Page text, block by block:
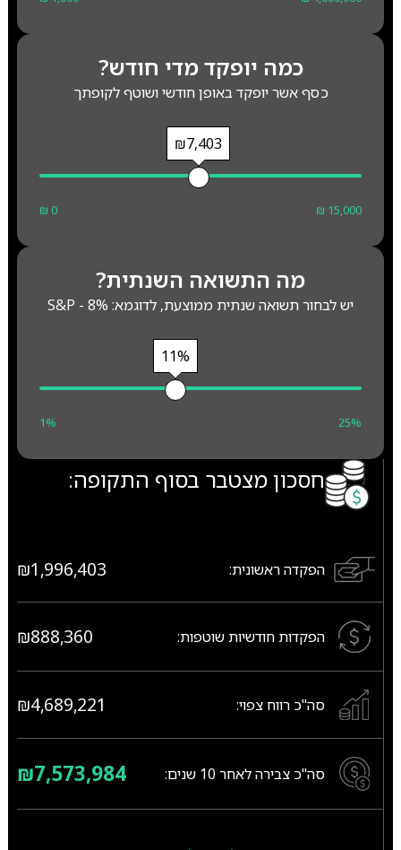
כמה יופקד מדי חודש?
כסף אשר יופקד באופן חודשי ושוטף לקופתך
₪7,403
₪ 0 ₪ 15,000
מה התשואה השנתית?
יש לבחור תשואה שנתית ממוצעת, לדוגמא: S&P - 8%
11%
1% 25%
חסכון מצטבר בסוף התקופה:
הפקדה ראשונית: ₪1,996,403
הפקדות חודשיות שוטפות: ₪888,360
סה"כ רווח צפוי: ₪4,689,221
סה"כ צבירה לאחר 10 שנים: ₪7,573,984